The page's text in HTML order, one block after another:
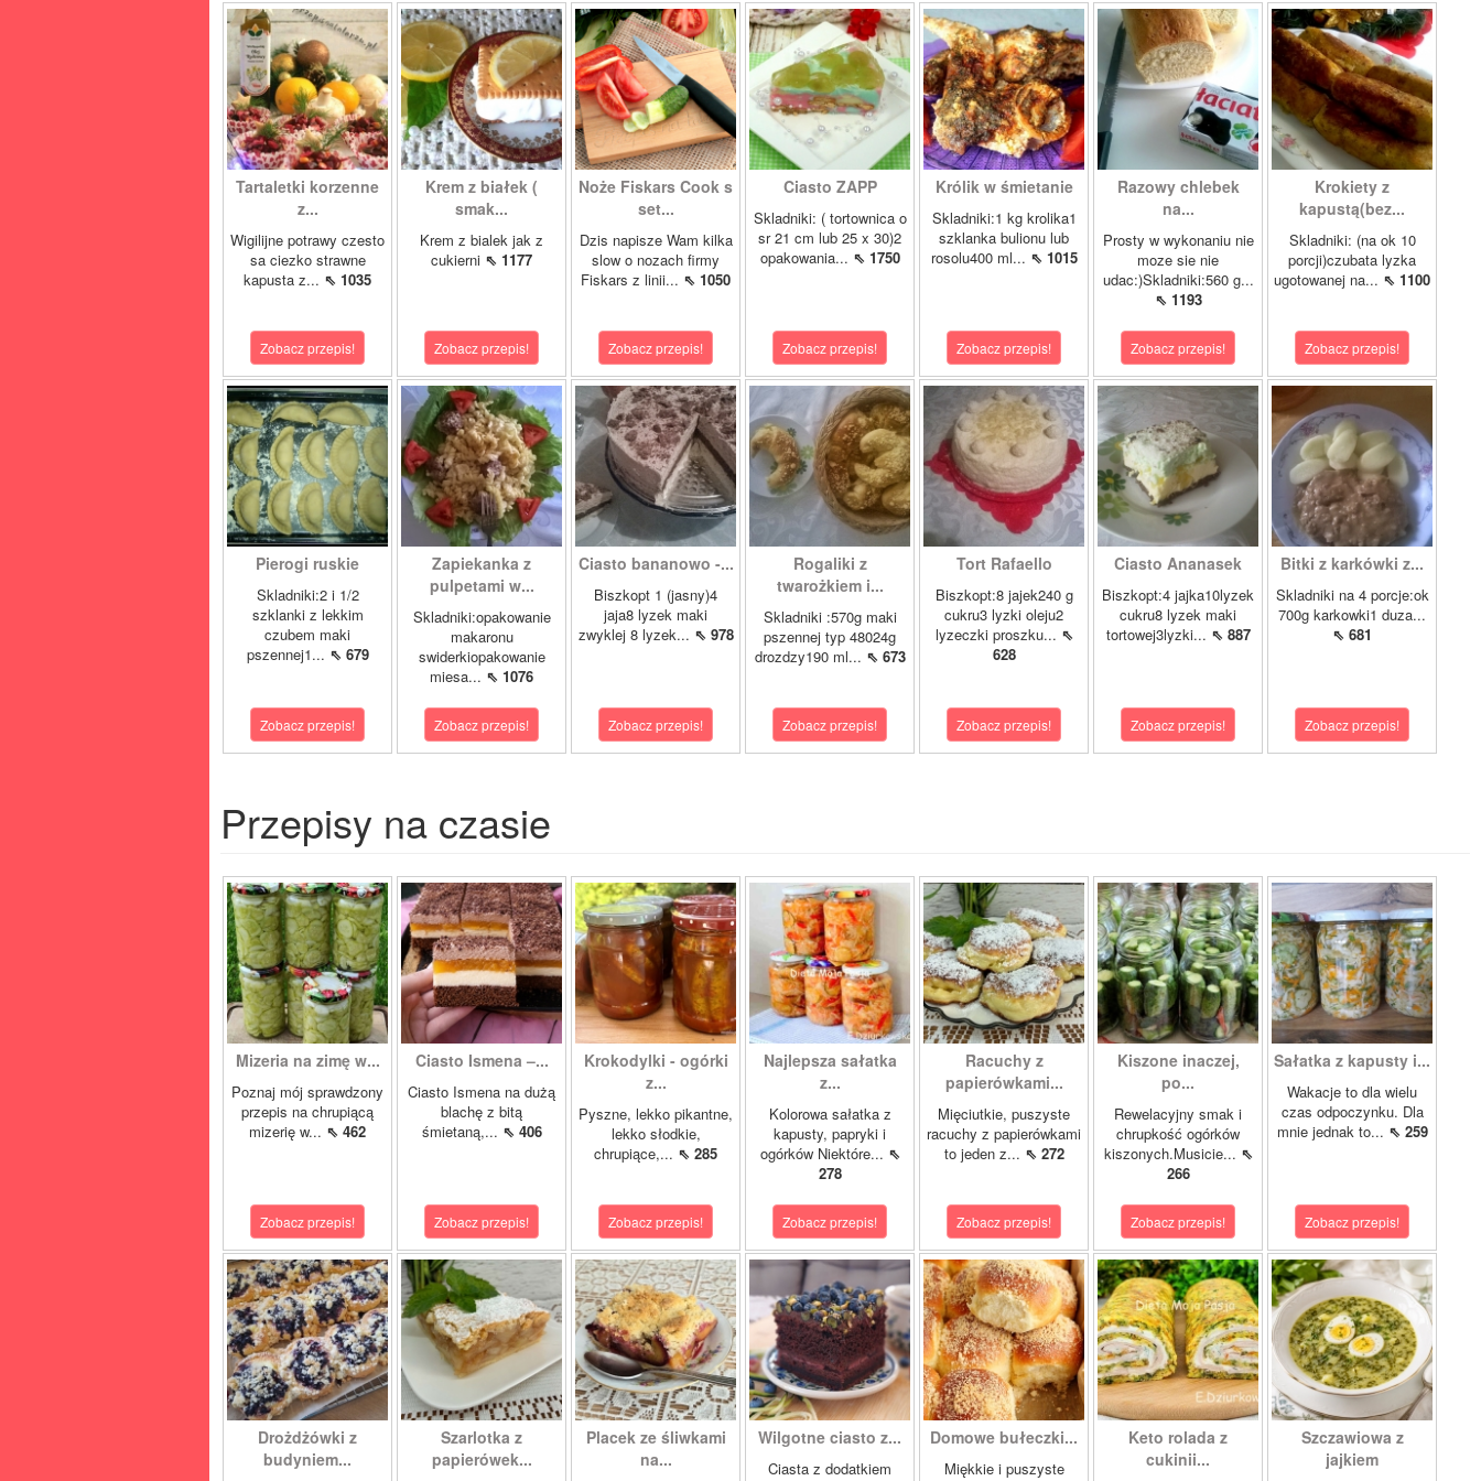
Tartaletki korzenne
z...
Wigilijne potrawy czesto
sa ciezko strawne
kapusta z... ⇖ 1035
Zobacz przepis!
Krem z białek (
smak...
Krem z bialek jak z
cukierni ⇖ 1177
Zobacz przepis!
Noże Fiskars Cook s
set...
Dzis napisze Wam kilka
slow o nozach firmy
Fiskars z linii... ⇖ 1050
Zobacz przepis!
Ciasto ZAPP
Skladniki: ( tortownica o
sr 21 cm lub 25 x 30)2
opakowania... ⇖ 1750
Zobacz przepis!
Królik w śmietanie
Skladniki:1 kg krolika1
szklanka bulionu lub
rosolu400 ml... ⇖ 1015
Zobacz przepis!
Razowy chlebek
na...
Prosty w wykonaniu nie
moze sie nie
udac:)Skladniki:560 g...
⇖ 1193
Zobacz przepis!
Krokiety z
kapustą(bez...
Skladniki: (na ok 10
porcji)czubata lyzka
ugotowanej na... ⇖ 1100
Zobacz przepis!
Pierogi ruskie
Skladniki:2 i 1/2
szklanki z lekkim
czubem maki
pszennej1... ⇖ 679
Zobacz przepis!
Zapiekanka z
pulpetami w...
Skladniki:opakowanie
makaronu
swiderkiopakowanie
miesa... ⇖ 1076
Zobacz przepis!
Ciasto bananowo -...
Biszkopt 1 (jasny)4
jaja8 lyzek maki
zwyklej 8 lyzek... ⇖ 978
Zobacz przepis!
Rogaliki z
twarożkiem i...
Skladniki :570g maki
pszennej typ 48024g
drozdzy190 ml... ⇖ 673
Zobacz przepis!
Tort Rafaello
Biszkopt:8 jajek240 g
cukru3 lyzki oleju2
lyzeczki proszku... ⇖
628
Zobacz przepis!
Ciasto Ananasek
Biszkopt:4 jajka10lyzek
cukru8 lyzek maki
tortowej3lyzki... ⇖ 887
Zobacz przepis!
Bitki z karkówki z...
Skladniki na 4 porcje:ok
700g karkowki1 duza...
⇖ 681
Zobacz przepis!
Przepisy na czasie
Mizeria na zimę w...
Poznaj mój sprawdzony
przepis na chrupiącą
mizerię w... ⇖ 462
Zobacz przepis!
Ciasto Ismena –...
Ciasto Ismena na dużą
blachę z bitą
śmietaną,... ⇖ 406
Zobacz przepis!
Krokodylki - ogórki
z...
Pyszne, lekko pikantne,
lekko słodkie,
chrupiące,... ⇖ 285
Zobacz przepis!
Najlepsza sałatka
z...
Kolorowa sałatka z
kapusty, papryki i
ogórków Niektóre... ⇖
278
Zobacz przepis!
Racuchy z
papierówkami...
Mięciutkie, puszyste
racuchy z papierówkami
to jeden z... ⇖ 272
Zobacz przepis!
Kiszone inaczej,
po...
Rewelacyjny smak i
chrupkość ogórków
kiszonych.Musicie... ⇖
266
Zobacz przepis!
Sałatka z kapusty i...
Wakacje to dla wielu
czas odpoczynku. Dla
mnie jednak to... ⇖ 259
Zobacz przepis!
Drożdżówki z
budyniem...
Szarlotka z
papierówek...
Placek ze śliwkami
na...
Wilgotne ciasto z...
Ciasta z dodatkiem
Domowe bułeczki...
Miękkie i puszyste
Keto rolada z
cukinii...
Szczawiowa z
jajkiem